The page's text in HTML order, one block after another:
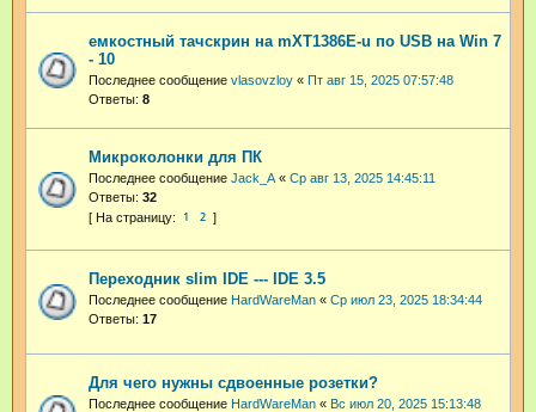
емкостный тачскрин на mXT1386E-u по USB на Win 7
- 10
Последнее сообщение vlasovzloy « Пт авг 15, 2025 07:57:48
Ответы: 8
Микроколонки для ПК
Последнее сообщение Jack_A « Ср авг 13, 2025 14:45:11
Ответы: 32
1 2
Переходник slim IDE --- IDE 3.5
Последнее сообщение HardWareMan « Ср июл 23, 2025 18:34:44
Ответы: 17
Для чего нужны сдвоенные розетки?
Последнее сообщение HardWareMan « Вс июл 20, 2025 15:13:48